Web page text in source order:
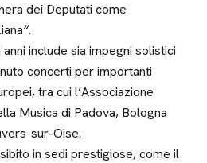
dei Deputati come
“.
include sia impegni solistici
concerti per importanti
tra cui l’Associazione
Musica di Padova, Bologna
sur-Oise.
in sedi prestigiose, come il